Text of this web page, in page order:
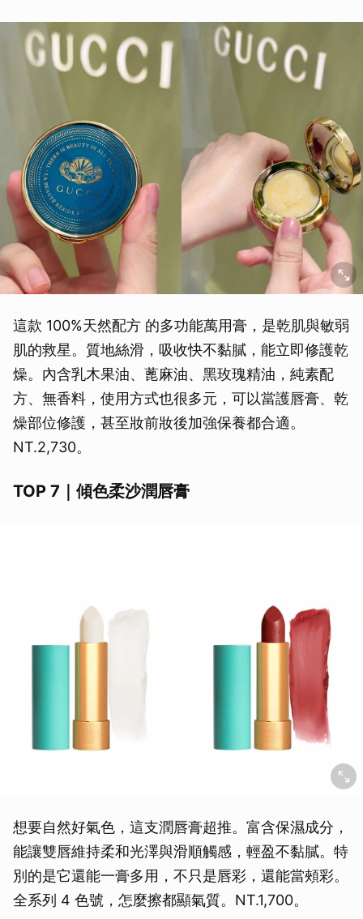
這款 100%天然配方 的多功能萬用膏，是乾肌與敏弱
肌的救星。質地絲滑，吸收快不黏膩，能立即修護乾
燥。內含乳木果油、蓖麻油、黑玫瑰精油，純素配
方、無香料，使用方式也很多元，可以當護唇膏、乾
燥部位修護，甚至妝前妝後加強保養都合適。
NT.2,730。
TOP 7｜傾色柔沙潤唇膏
想要自然好氣色，這支潤唇膏超推。富含保濕成分，
能讓雙唇維持柔和光澤與滑順觸感，輕盈不黏膩。特
別的是它還能一膏多用，不只是唇彩，還能當頰彩。
全系列 4 色號，怎麼擦都顯氣質。NT.1,700。